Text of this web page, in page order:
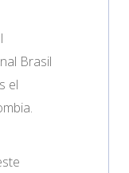
Brasil
el